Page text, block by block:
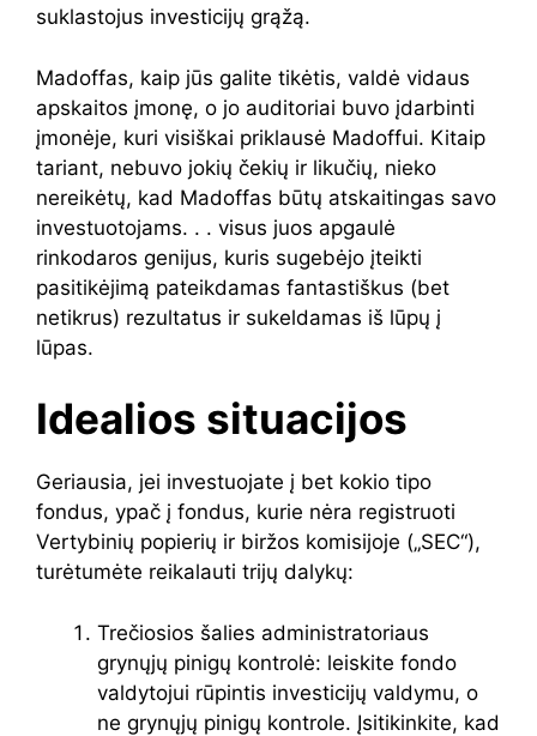
suklastojus investicijų grąžą.
Madoffas, kaip jūs galite tikėtis, valdė vidaus
apskaitos įmonę, o jo auditoriai buvo įdarbinti
įmonėje, kuri visiškai priklausė Madoffui. Kitaip
tariant, nebuvo jokių čekių ir likučių, nieko
nereikėtų, kad Madoffas būtų atskaitingas savo
investuotojams. . . visus juos apgaulė
rinkodaros genijus, kuris sugebėjo įteikti
pasitikėjimą pateikdamas fantastiškus (bet
netikrus) rezultatus ir sukeldamas iš lūpų į
lūpas.
Idealios situacijos
Geriausia, jei investuojate į bet kokio tipo
fondus, ypač į fondus, kurie nėra registruoti
Vertybinių popierių ir biržos komisijoje („SEC“),
turėtumėte reikalauti trijų dalykų:
Trečiosios šalies administratoriaus
grynųjų pinigų kontrolė: leiskite fondo
valdytojui rūpintis investicijų valdymu, o
ne grynųjų pinigų kontrole. Įsitikinkite, kad